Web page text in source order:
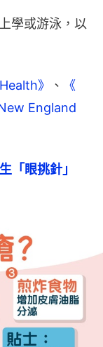
學或游泳，以
Health》 、
《
New England
生「眼挑針」